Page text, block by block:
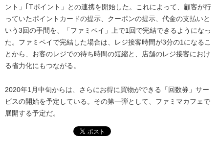
ント」｢Tポイント」との連携を開始した。これによって、顧客が行
っていたポイントカードの提示、クーポンの提示、代金の支払いと
いう3回の手間を、「ファミペイ」上で1回で完結できるようになっ
た。ファミペイで完結した場合は、レジ接客時間が3分の1になるこ
とから、お客のレジでの待ち時間の短縮と、店舗のレジ接客におけ
る省力化にもつながる。
2020年1月中旬からは、さらにお得に買物ができる「回数券」サー
ビスの開始を予定している。その第一弾として、ファミマカフェで
展開する予定だ。